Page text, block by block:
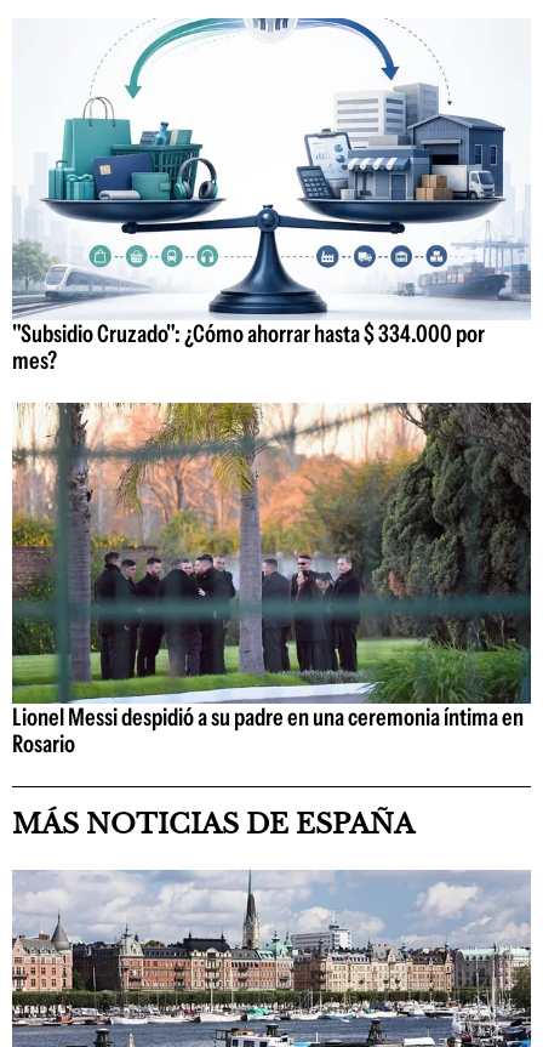
"Subsidio Cruzado": ¿Cómo ahorrar hasta $ 334.000 por
mes?
Lionel Messi despidió a su padre en una ceremonia íntima en
Rosario
MÁS NOTICIAS DE ESPAÑA